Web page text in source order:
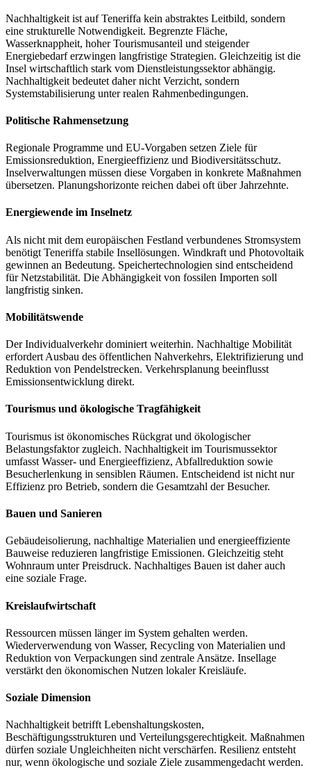
Nachhaltigkeit ist auf Teneriffa kein abstraktes Leitbild, sondern
eine strukturelle Notwendigkeit. Begrenzte Fläche,
Wasserknappheit, hoher Tourismusanteil und steigender
Energiebedarf erzwingen langfristige Strategien. Gleichzeitig ist die
Insel wirtschaftlich stark vom Dienstleistungssektor abhängig.
Nachhaltigkeit bedeutet daher nicht Verzicht, sondern
Systemstabilisierung unter realen Rahmenbedingungen.
Politische Rahmensetzung
Regionale Programme und EU-Vorgaben setzen Ziele für
Emissionsreduktion, Energieeffizienz und Biodiversitätsschutz.
Inselverwaltungen müssen diese Vorgaben in konkrete Maßnahmen
übersetzen. Planungshorizonte reichen dabei oft über Jahrzehnte.
Energiewende im Inselnetz
Als nicht mit dem europäischen Festland verbundenes Stromsystem
benötigt Teneriffa stabile Insellösungen. Windkraft und Photovoltaik
gewinnen an Bedeutung. Speichertechnologien sind entscheidend
für Netzstabilität. Die Abhängigkeit von fossilen Importen soll
langfristig sinken.
Mobilitätswende
Der Individualverkehr dominiert weiterhin. Nachhaltige Mobilität
erfordert Ausbau des öffentlichen Nahverkehrs, Elektrifizierung und
Reduktion von Pendelstrecken. Verkehrsplanung beeinflusst
Emissionsentwicklung direkt.
Tourismus und ökologische Tragfähigkeit
Tourismus ist ökonomisches Rückgrat und ökologischer
Belastungsfaktor zugleich. Nachhaltigkeit im Tourismussektor
umfasst Wasser- und Energieeffizienz, Abfallreduktion sowie
Besucherlenkung in sensiblen Räumen. Entscheidend ist nicht nur
Effizienz pro Betrieb, sondern die Gesamtzahl der Besucher.
Bauen und Sanieren
Gebäudeisolierung, nachhaltige Materialien und energieeffiziente
Bauweise reduzieren langfristige Emissionen. Gleichzeitig steht
Wohnraum unter Preisdruck. Nachhaltiges Bauen ist daher auch
eine soziale Frage.
Kreislaufwirtschaft
Ressourcen müssen länger im System gehalten werden.
Wiederverwendung von Wasser, Recycling von Materialien und
Reduktion von Verpackungen sind zentrale Ansätze. Insellage
verstärkt den ökonomischen Nutzen lokaler Kreisläufe.
Soziale Dimension
Nachhaltigkeit betrifft Lebenshaltungskosten,
Beschäftigungsstrukturen und Verteilungsgerechtigkeit. Maßnahmen
dürfen soziale Ungleichheiten nicht verschärfen. Resilienz entsteht
nur, wenn ökologische und soziale Ziele zusammengedacht werden.